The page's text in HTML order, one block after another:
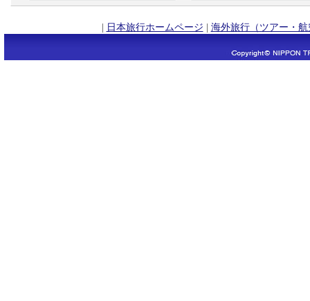
| 日本旅行ホームページ | 海外旅行（ツアー・航